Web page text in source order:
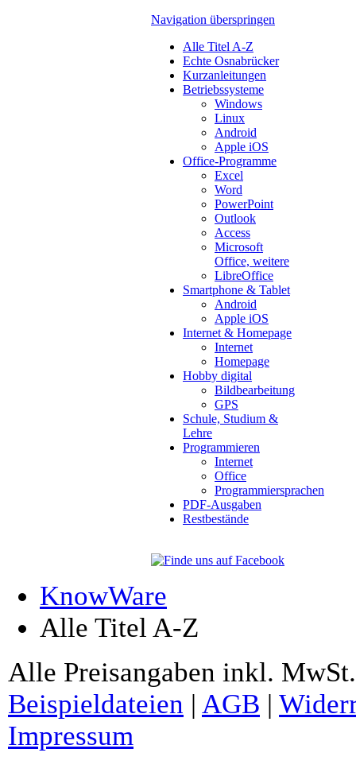
Navigation überspringen
Alle Titel A-Z
Echte Osnabrücker
Kurzanleitungen
Betriebssysteme
Windows
Linux
Android
Apple iOS
Office-Programme
Excel
Word
PowerPoint
Outlook
Access
Microsoft
Office, weitere
LibreOffice
Smartphone & Tablet
Android
Apple iOS
Internet & Homepage
Internet
Homepage
Hobby digital
Bildbearbeitung
GPS
Schule, Studium &
Lehre
Programmieren
Internet
Office
Programmiersprachen
PDF-Ausgaben
Restbestände
KnowWare
Alle Titel A-Z
Alle Preisangaben inkl.
Beispieldateien | AGB |
Impressum